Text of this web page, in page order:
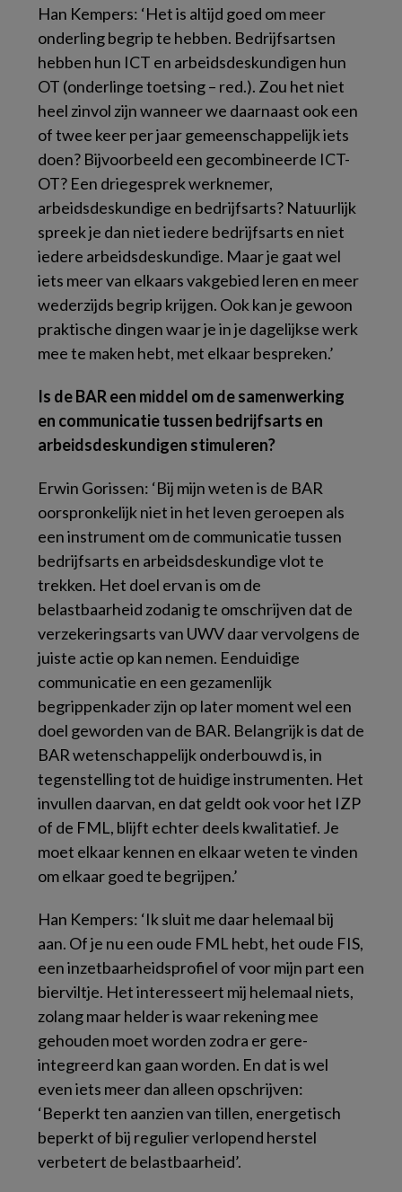
Han Kempers: ‘Het is altijd goed om meer
onderling begrip te hebben. Bedrijfsartsen
hebben hun ICT en arbeidsdeskundigen hun
OT (onderlinge toetsing – red.). Zou het niet
heel zinvol zijn wanneer we daarnaast ook een
of twee keer per jaar gemeenschappelijk iets
doen? Bijvoorbeeld een gecombineerde ICT-
OT? Een driegesprek werknemer,
arbeidsdeskundige en bedrijfsarts? Natuurlijk
spreek je dan niet iedere bedrijfsarts en niet
iedere arbeidsdeskundige. Maar je gaat wel
iets meer van elkaars vakgebied leren en meer
wederzijds begrip krijgen. Ook kan je gewoon
praktische dingen waar je in je dagelijkse werk
mee te maken hebt, met elkaar bespreken.’
Is de BAR een middel om de samenwerking
en communicatie tussen bedrijfsarts en
arbeidsdeskundigen stimuleren?
Erwin Gorissen: ‘Bij mijn weten is de BAR
oorspronkelijk niet in het leven geroepen als
een instrument om de communicatie tussen
bedrijfsarts en arbeidsdeskundige vlot te
trekken. Het doel ervan is om de
belastbaarheid zodanig te omschrijven dat de
verzekeringsarts van UWV daar vervolgens de
juiste actie op kan nemen. Eenduidige
communicatie en een gezamenlijk
begrippenkader zijn op later moment wel een
doel geworden van de BAR. Belangrijk is dat de
BAR wetenschappelijk onderbouwd is, in
tegenstelling tot de huidige instrumenten. Het
invullen daarvan, en dat geldt ook voor het IZP
of de FML, blijft echter deels kwalitatief. Je
moet elkaar kennen en elkaar weten te vinden
om elkaar goed te begrijpen.’
Han Kempers: ‘Ik sluit me daar helemaal bij
aan. Of je nu een oude FML hebt, het oude FIS,
een inzetbaarheidsprofiel of voor mijn part een
bierviltje. Het interesseert mij helemaal niets,
zolang maar helder is waar rekening mee
gehouden moet worden zodra er gere-
integreerd kan gaan worden. En dat is wel
even iets meer dan alleen opschrijven:
‘Beperkt ten aanzien van tillen, energetisch
beperkt of bij regulier verlopend herstel
verbetert de belastbaarheid’.